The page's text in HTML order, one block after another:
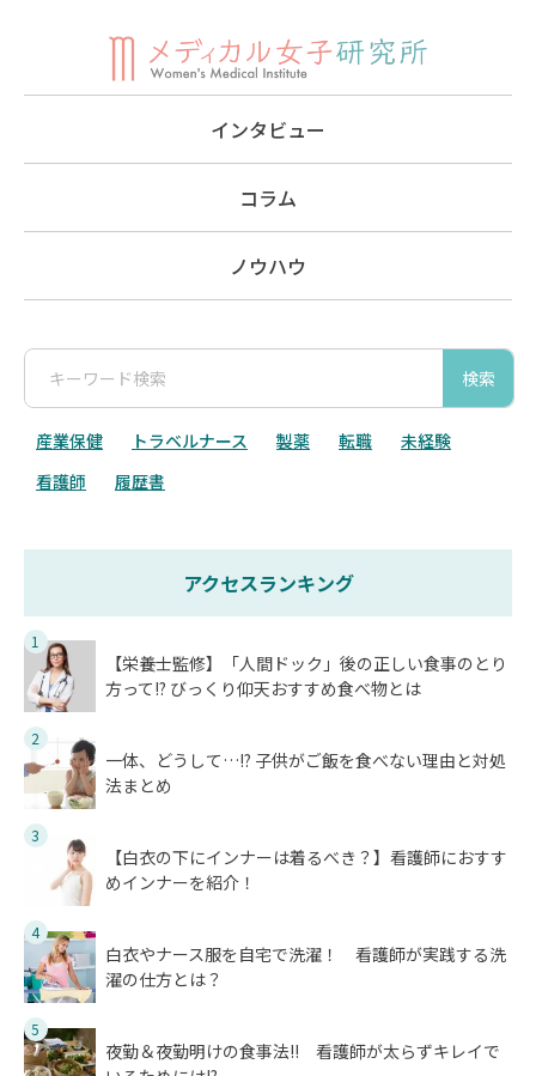
インタビュー
コラム
ノウハウ
検索
産業保健 トラベルナース 製薬 転職
未経験
看護師
履歴書
アクセスランキング
1
【栄養士監修】「人間ドック」後の正しい食事のとり
方って!? びっくり仰天おすすめ食べ物とは
2
一体、どうして…!? 子供がご飯を食べない理由と対処
法まとめ
3
【白衣の下にインナーは着るべき？】看護師におすす
めインナーを紹介！
4
白衣やナース服を自宅で洗濯！ 看護師が実践する洗
濯の仕方とは？
5
夜勤＆夜勤明けの食事法!! 看護師が太らずキレイで